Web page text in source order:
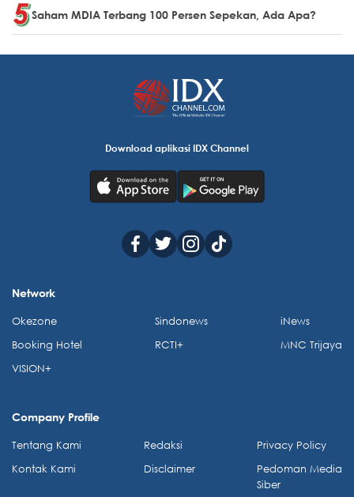
Saham MDIA Terbang 100 Persen Sepekan, Ada Apa?
Download aplikasi IDX Channel
Network
Okezone
Booking Hotel
VISION+
Sindonews
RCTI+
iNews
MNC Trijaya
Company Profile
Tentang Kami
Kontak Kami
Redaksi
Disclaimer
Privacy Policy
Pedoman Media
Siber